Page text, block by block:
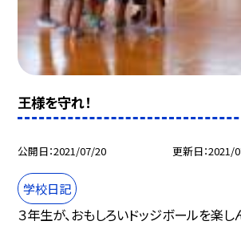
王様を守れ！
公開日 2021/07/20 更新日 2021/
学校日記
３年生が、おもしろいドッジボールを楽し